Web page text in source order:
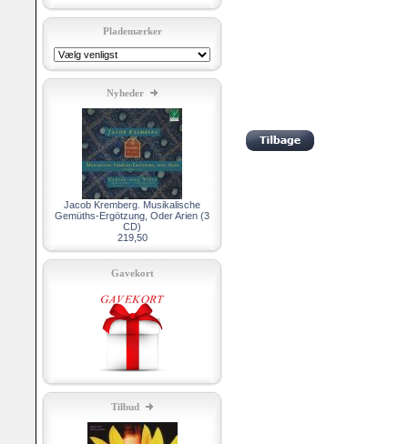
Plademærker
Nyheder
Jacob Kremberg. Musikalische
Gemüths-Ergötzung, Oder Arien (3
CD)
219,50
Gavekort
Tilbud